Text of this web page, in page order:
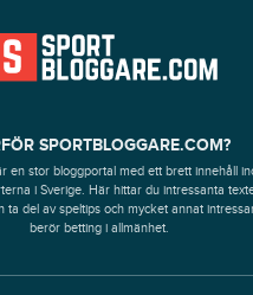
SPORTBLOGGARE.COM?
en stor bloggportal med ett brett innehåll
i Sverige. Här hittar du intressanta
ta del av speltips och mycket annat
berör betting i allmänhet.